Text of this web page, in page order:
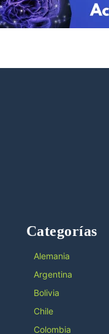
Categorías
Alemania
Argentina
Bolivia
Chile
Colombia